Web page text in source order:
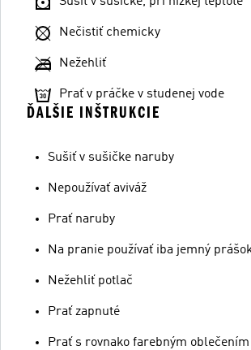
Nečistiť chemicky
Nežehliť
Prať v práčke v studenej vode
ĎALŠIE INŠTRUKCIE
Sušiť v sušičke naruby
Nepoužívať aviváž
Prať naruby
Na pranie používať iba jemný
Nežehliť potlač
Prať zapnuté
Prať s rovnako farebným oblečením